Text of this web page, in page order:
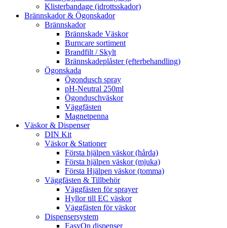
Klisterbandage (idrottsskador)
Brännskador & Ögonskador
Brännskador
Brännskade Väskor
Burncare sortiment
Brandfilt / Skylt
Brännskadeplåster (efterbehandling)
Ögonskada
Ögondusch spray
pH-Neutral 250ml
Ögonduschväskor
Väggfästen
Magnetpenna
Väskor & Dispenser
DIN Kit
Väskor & Stationer
Första hjälpen väskor (hårda)
Första hjälpen väskor (mjuka)
Första Hjälpen väskor (tomma)
Väggfästen & Tillbehör
Väggfästen för sprayer
Hyllor till EC väskor
Väggfästen för väskor
Dispensersystem
EasyOn dispenser